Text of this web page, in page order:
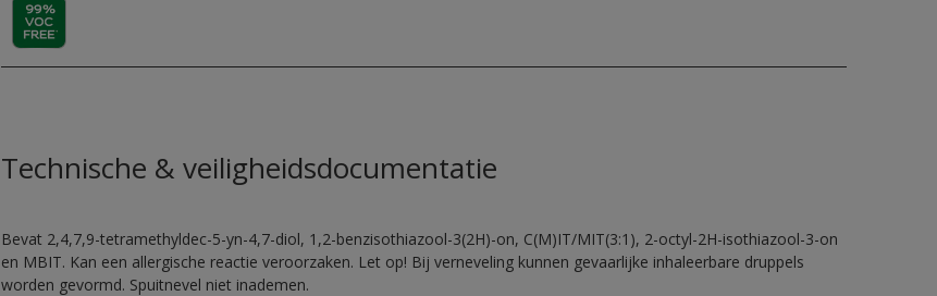
Technische & veiligheidsdocumentatie
Bevat 2,4,7,9-tetramethyldec-5-yn-4,7-diol, 1,2-benzisothiazool-3(2H)-on, C(M)IT/MIT(3:1), 2-octyl-2H-isothiazool-3-on
en MBIT. Kan een allergische reactie veroorzaken. Let op! Bij verneveling kunnen gevaarlijke inhaleerbare druppels
worden gevormd. Spuitnevel niet inademen.